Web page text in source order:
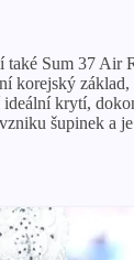
také Sum 37 Air
korejský
krytí,
šupinek a